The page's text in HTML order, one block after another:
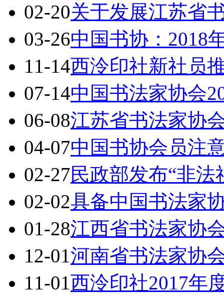
02-20关于发展江苏省
03-26中国书协：2018
11-14西泠印社新社员
07-14中国书法家协会
06-08江苏省书法家协
04-07中国书协会员注
02-27民政部发布“非
02-02具备中国书法家
01-28江西省书法家协
12-01河南省书法家协
11-01西泠印社2017年